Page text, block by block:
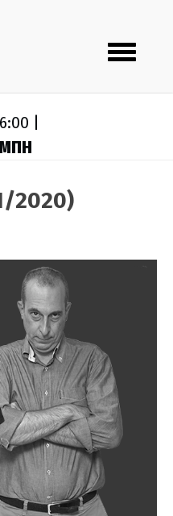
Toggle
navigation
|
2020)